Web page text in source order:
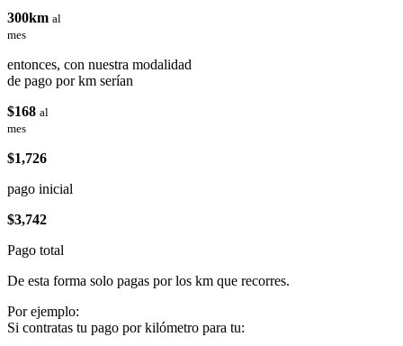
300km al
mes
entonces, con nuestra modalidad
de pago por km serían
$168 al
mes
$1,726
pago inicial
$3,742
Pago total
De esta forma solo pagas por los km que recorres.
Por ejemplo:
Si contratas tu pago por kilómetro para tu: